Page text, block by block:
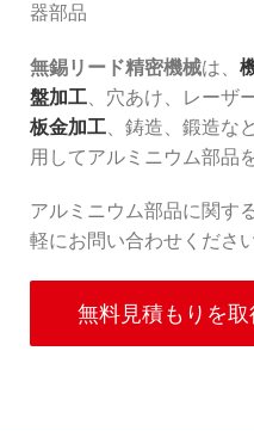
器部品
無錫リード精密機械は、
盤加工 、穴あけ、レーザ
板金加工 、鋳造、鍛造な
用してアルミニウム部品
アルミニウム部品に関す
軽にお問い合わせください
無料見積もりを